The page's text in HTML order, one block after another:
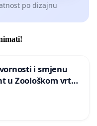
po dizajnu
i smjenu
u Zoološkom vrtu